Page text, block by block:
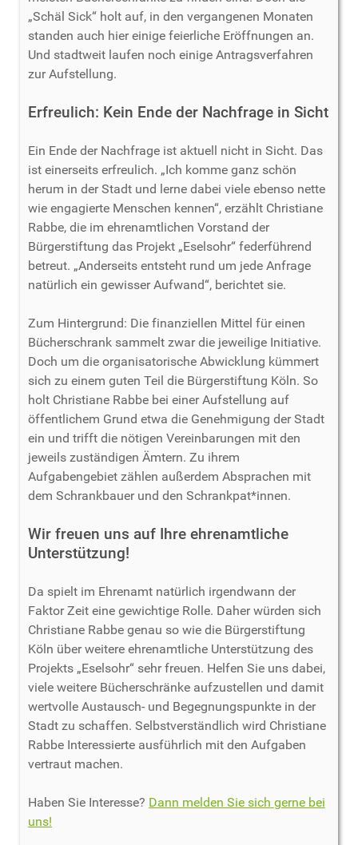
„Schäl Sick“ holt auf, in den vergangenen Monaten
standen auch hier einige feierliche Eröffnungen an.
Und stadtweit laufen noch einige Antragsverfahren
zur Aufstellung.
Erfreulich: Kein Ende der Nachfrage in Sicht
Ein Ende der Nachfrage ist aktuell nicht in Sicht. Das
ist einerseits erfreulich. „Ich komme ganz schön
herum in der Stadt und lerne dabei viele ebenso nette
wie engagierte Menschen kennen“, erzählt Christiane
Rabbe, die im ehrenamtlichen Vorstand der
Bürgerstiftung das Projekt „Eselsohr“ federführend
betreut. „Anderseits entsteht rund um jede Anfrage
natürlich ein gewisser Aufwand“, berichtet sie.
Zum Hintergrund: Die finanziellen Mittel für einen
Bücherschrank sammelt zwar die jeweilige Initiative.
Doch um die organisatorische Abwicklung kümmert
sich zu einem guten Teil die Bürgerstiftung Köln. So
holt Christiane Rabbe bei einer Aufstellung auf
öffentlichem Grund etwa die Genehmigung der Stadt
ein und trifft die nötigen Vereinbarungen mit den
jeweils zuständigen Ämtern. Zu ihrem
Aufgabengebiet zählen außerdem Absprachen mit
dem Schrankbauer und den Schrankpat*innen.
Wir freuen uns auf Ihre ehrenamtliche
Unterstützung!
Da spielt im Ehrenamt natürlich irgendwann der
Faktor Zeit eine gewichtige Rolle. Daher würden sich
Christiane Rabbe genau so wie die Bürgerstiftung
Köln über weitere ehrenamtliche Unterstützung des
Projekts „Eselsohr“ sehr freuen. Helfen Sie uns dabei,
viele weitere Bücherschränke aufzustellen und damit
wertvolle Austausch- und Begegnungspunkte in der
Stadt zu schaffen. Selbstverständlich wird Christiane
Rabbe Interessierte ausführlich mit den Aufgaben
vertraut machen.
Haben Sie Interesse? Dann melden Sie sich gerne bei
uns!